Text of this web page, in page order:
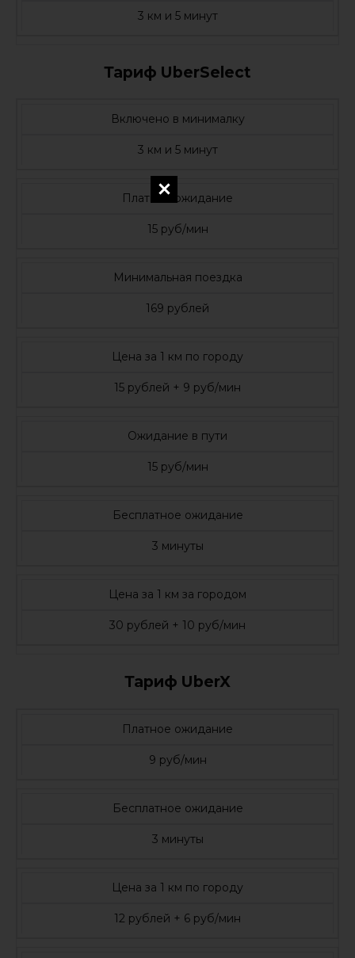
3 км и 5 минут
Тариф UberSelect
Включено в минималку
3 км и 5 минут
Платное ожидание
15 руб/мин
Минимальная поездка
169 рублей
Цена за 1 км по городу
15 рублей + 9 руб/мин
Ожидание в пути
15 руб/мин
Бесплатное ожидание
3 минуты
Цена за 1 км за городом
30 рублей + 10 руб/мин
Тариф UberX
Платное ожидание
9 руб/мин
Бесплатное ожидание
3 минуты
Цена за 1 км по городу
12 рублей + 6 руб/мин